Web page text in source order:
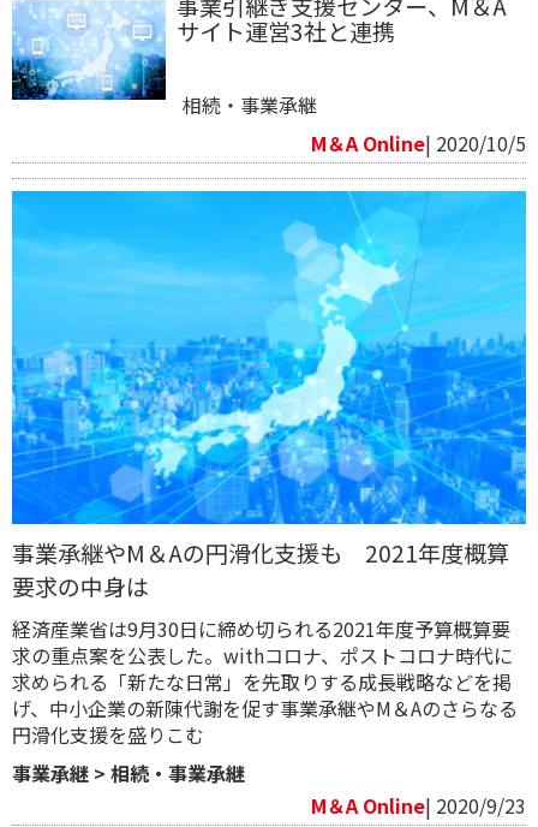
サイト運営3社と連携
相続・事業承継
M＆A Online| 2020/10/5
事業承継やM＆Aの円滑化支援も 2021年度概算
要求の中身は
経済産業省は9月30日に締め切られる2021年度予算概算要
求の重点案を公表した。withコロナ、ポストコロナ時代に
求められる「新たな日常」を先取りする成長戦略などを掲
げ、中小企業の新陳代謝を促す事業承継やM＆Aのさらなる
円滑化支援を盛りこむ
事業承継 > 相続・事業承継
M＆A Online| 2020/9/23